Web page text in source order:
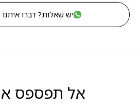
יש שאלות? דברו
אל תפספס